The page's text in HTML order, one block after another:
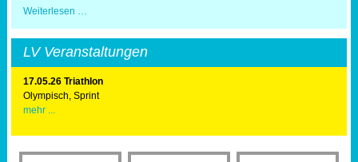
Weiterlesen …
erfolgreich
Wings
for
Life
World
Run
LV Veranstaltungen
17.05.26 Triathlon
Olympisch, Sprint
mehr ...